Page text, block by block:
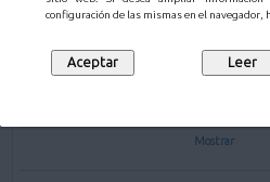
configuración de las mismas en el navegador,
EXPEDIENTE REDENOMINACIÓN BOLERA
12/02/2025
Mostrar